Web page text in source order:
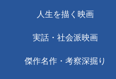
人生を描く映画
実話・社会派映画
傑作名作・考察深掘り